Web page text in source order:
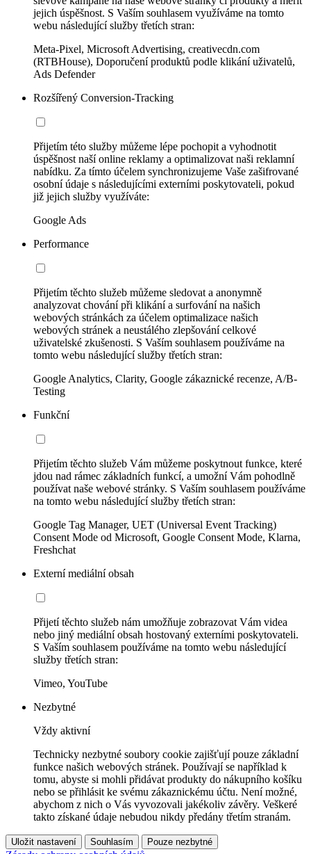
jejich úspěšnost. S Vaším souhlasem využíváme na tomto
webu následující služby třetích stran:
Meta-Pixel, Microsoft Advertising, creativecdn.com
(RTBHouse), Doporučení produktů podle klikání uživatelů,
Ads Defender
Rozšířený Conversion-Tracking
Přijetím této služby můžeme lépe pochopit a vyhodnotit
úspěšnost naší online reklamy a optimalizovat naši reklamní
nabídku. Za tímto účelem synchronizujeme Vaše zašifrované
osobní údaje s následujícími externími poskytovateli, pokud
již jejich služby využíváte:
Google Ads
Performance
Přijetím těchto služeb můžeme sledovat a anonymně
analyzovat chování při klikání a surfování na našich
webových stránkách za účelem optimalizace našich
webových stránek a neustálého zlepšování celkové
uživatelské zkušenosti. S Vaším souhlasem používáme na
tomto webu následující služby třetích stran:
Google Analytics, Clarity, Google zákaznické recenze, A/B-
Testing
Funkční
Přijetím těchto služeb Vám můžeme poskytnout funkce, které
jdou nad rámec základních funkcí, a umožní Vám pohodlně
používat naše webové stránky. S Vaším souhlasem používáme
na tomto webu následující služby třetích stran:
Google Tag Manager, UET (Universal Event Tracking)
Consent Mode od Microsoft, Google Consent Mode, Klarna,
Freshchat
Externí mediální obsah
Přijetí těchto služeb nám umožňuje zobrazovat Vám videa
nebo jiný mediální obsah hostovaný externími poskytovateli.
S Vaším souhlasem používáme na tomto webu následující
služby třetích stran:
Vimeo, YouTube
Nezbytné
Vždy aktivní
Technicky nezbytné soubory cookie zajišťují pouze základní
funkce našich webových stránek. Používají se například k
tomu, abyste si mohli přidávat produkty do nákupního košíku
nebo se přihlásit ke svému zákaznickému účtu. Není možné,
abychom z nich o Vás vyvozovali jakékoliv závěry. Veškeré
takto získané údaje nebudou nikdy předány třetím stranám.
Uložit nastavení Souhlasím Pouze nezbytné